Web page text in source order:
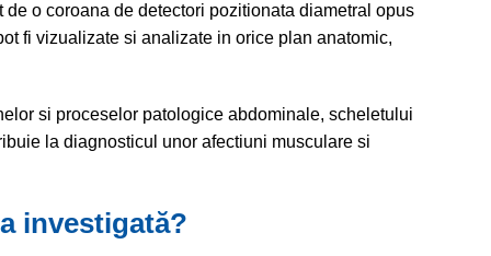
o coroana de detectori pozitionata diametral opus
fi vizualizate si analizate in orice plan anatomic,
si proceselor patologice abdominale, scheletului
la diagnosticul unor afectiuni musculare si
investigată?